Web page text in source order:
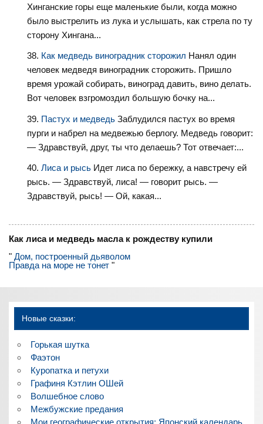
Хинганские горы еще маленькие были, когда можно
было выстрелить из лука и услышать, как стрела по ту
сторону Хингана...
Как медведь виноградник сторожил Нанял один
человек медведя виноградник сторожить. Пришло
время урожай собирать, виноград давить, вино делать.
Вот человек взгромоздил большую бочку на...
Пастух и медведь Заблудился пастух во время
пурги и набрел на медвежью берлогу. Медведь говорит:
— Здравствуй, друг, ты что делаешь? Тот отвечает:...
Лиса и рысь Идет лиса по бережку, а навстречу ей
рысь. — Здравствуй, лиса! — говорит рысь. —
Здравствуй, рысь! — Ой, какая...
Как лиса и медведь масла к рождеству купили
"Дом, построенный дьяволом
Правда на море не тонет "
Новые сказки:
Горькая шутка
Фаэтон
Куропатка и петухи
Графиня Кэтлин ОШей
Волшебное слово
Межбужские предания
Мои географические открытия: Японский календарь